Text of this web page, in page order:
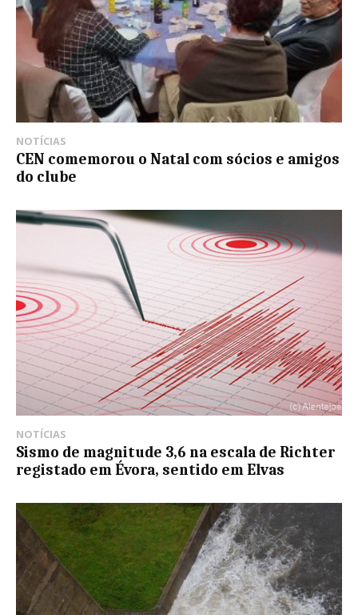
NOTÍCIAS
CEN comemorou o Natal com sócios e amigos
do clube
NOTÍCIAS
Sismo de magnitude 3,6 na escala de Richter
registado em Évora, sentido em Elvas